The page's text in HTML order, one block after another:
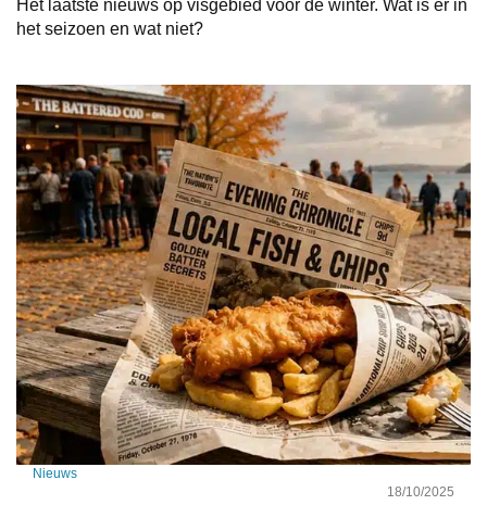
Het laatste nieuws op visgebied voor de winter. Wat is er in
het seizoen en wat niet?
Nieuws
18/10/2025